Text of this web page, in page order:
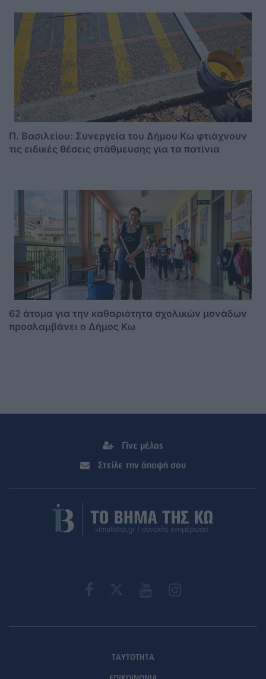
Π. Βασιλείου: Συνεργεία του Δήμου Κω φτιάχνουν
τις ειδικές θέσεις στάθμευσης για τα πατίνια
62 άτομα για την καθαριότητα σχολικών μονάδων
προσλαμβάνει ο Δήμος Κω
Γίνε μέλος
Στείλε την άποψή σου
ΤΑΥΤΟΤΗΤΑ